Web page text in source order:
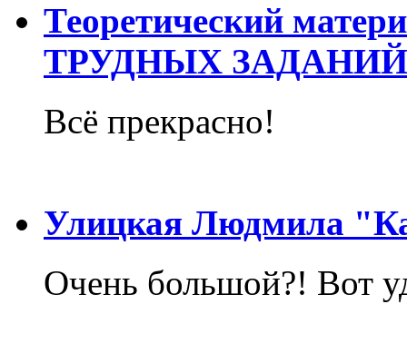
Теоретический
ТРУДНЫХ
Всё прекрасно!
Улицкая Людмила
Очень большой?! Вот